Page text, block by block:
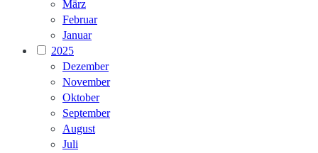
März
Februar
Januar
2025
Dezember
November
Oktober
September
August
Juli